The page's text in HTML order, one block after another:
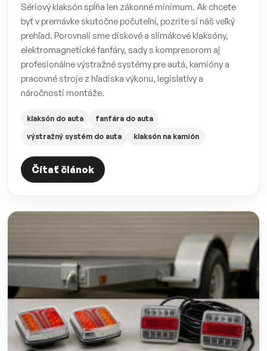
Sériový klaksón spĺňa len zákonné minimum. Ak chcete
byť v premávke skutočne počuteľní, pozrite si náš veľký
prehľad. Porovnali sme diskové a slimákové klaksóny,
elektromagnetické fanfáry, sady s kompresorom aj
profesionálne výstražné systémy pre autá, kamióny a
pracovné stroje z hľadiska výkonu, legislatívy a
náročnosti montáže.
klaksón do auta
fanfára do auta
výstražný systém do auta
klaksón na kamión
Čítať článok